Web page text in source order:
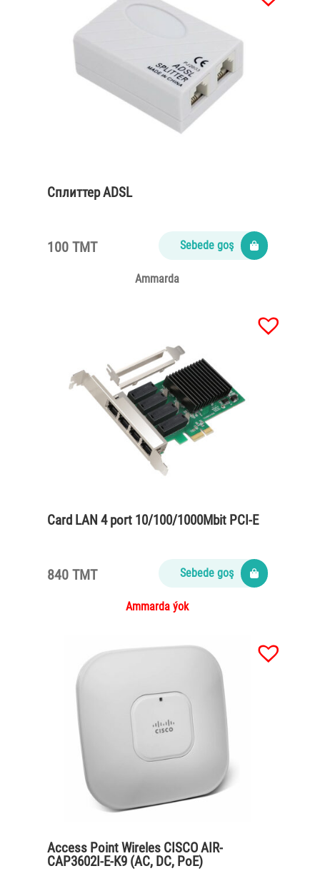
Сплиттер ADSL
100 TMT Sebede goş
Ammarda
Card LAN 4 port 10/100/1000Mbit PCI-E
840 TMT Sebede goş
Ammarda ýok
Access Point Wireles CISCO AIR-
CAP3602I-E-K9 (AC, DC, PoE)